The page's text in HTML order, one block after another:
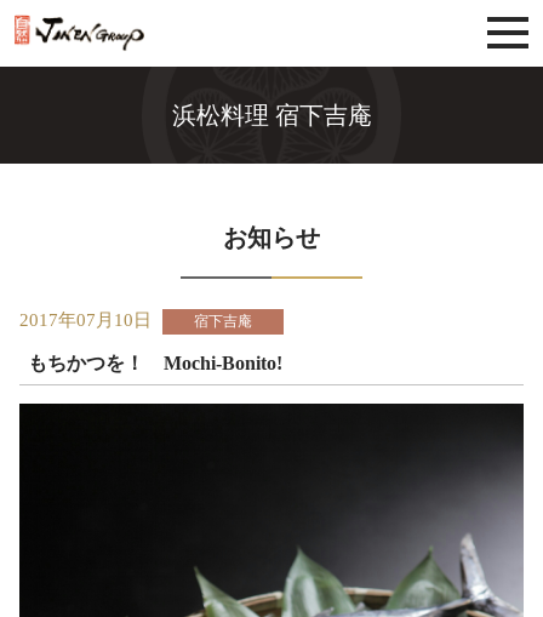
浜松料理 宿下吉庵
お知らせ
2017年07月10日 宿下吉庵
もちかつを！ Mochi-Bonito!